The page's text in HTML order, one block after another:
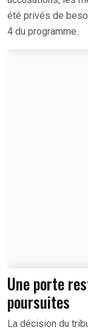
été privés de
4 du programme.
Une porte
poursuites
La décision du